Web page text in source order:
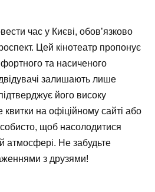
час у Києві, обов’язково
Цей кінотеатр пропонує
та насиченого
залишають лише
його високу
квитки на офіційному сайті або
щоб насолодитися
атмосфері. Не забудьте
з друзями!